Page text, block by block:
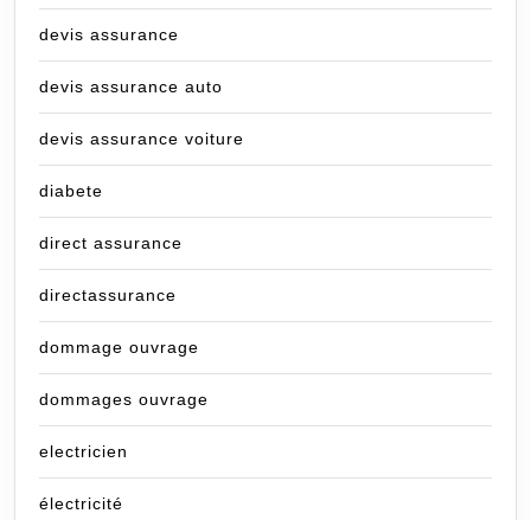
devis assurance
devis assurance auto
devis assurance voiture
diabete
direct assurance
directassurance
dommage ouvrage
dommages ouvrage
electricien
électricité